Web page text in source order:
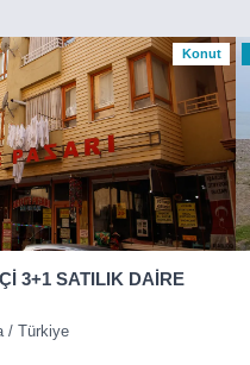
Konut
3+1 SATILIK DAİRE
/ Türkiye